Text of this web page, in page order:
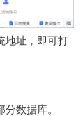
地址，即可打
分数据库。